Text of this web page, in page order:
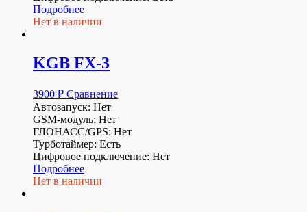
Подробнее
Нет в наличии
KGB FX-3
3900 ₽ Сравнение
Автозапуск: Нет
GSM-модуль: Нет
ГЛОНАСС/GPS: Нет
Турботаймер: Есть
Цифровое подключение: Нет
Подробнее
Нет в наличии